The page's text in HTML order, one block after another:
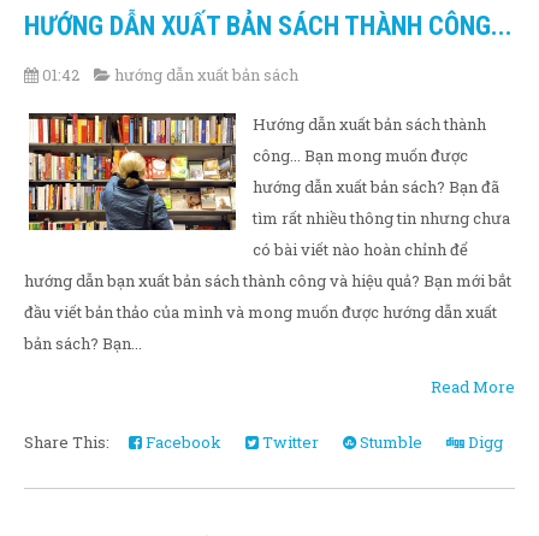
HƯỚNG DẪN XUẤT BẢN SÁCH THÀNH CÔNG...
01:42 hướng dẫn xuất bản sách
Hướng dẫn xuất bản sách thành
công... Bạn mong muốn được
hướng dẫn xuất bản sách? Bạn đã
tìm rất nhiều thông tin nhưng chưa
có bài viết nào hoàn chỉnh để
hướng dẫn bạn xuất bản sách thành công và hiệu quả? Bạn mới bắt
đầu viết bản thảo của mình và mong muốn được hướng dẫn xuất
bản sách? Bạn...
Read More
Share This: Facebook Twitter Stumble Digg